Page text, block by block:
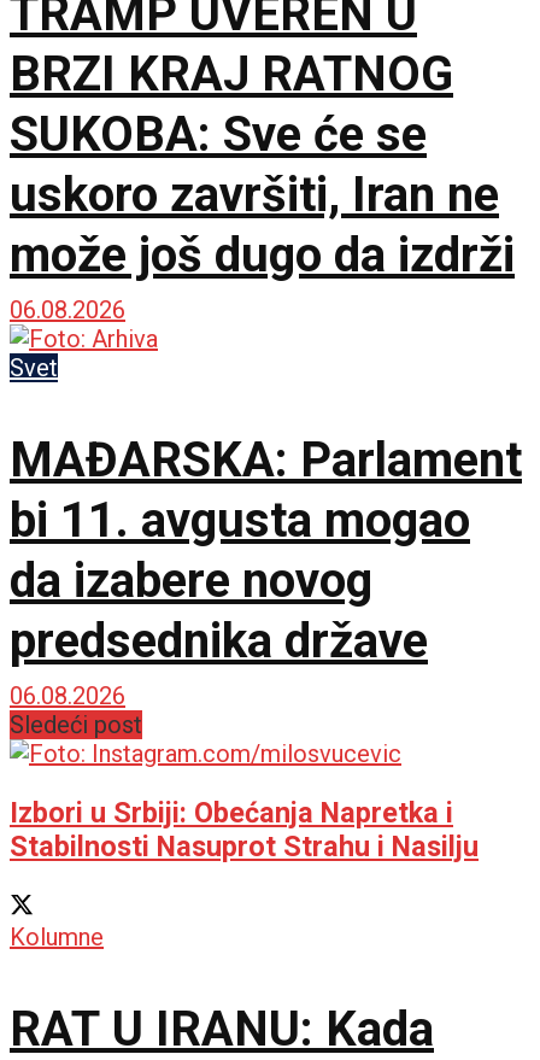
TRAMP UVEREN U
BRZI KRAJ RATNOG
SUKOBA: Sve će se
uskoro završiti, Iran ne
može još dugo da izdrži
06.08.2026
Svet
MAĐARSKA: Parlament
bi 11. avgusta mogao
da izabere novog
predsednika države
06.08.2026
Sledeći post
Izbori u Srbiji: Obećanja Napretka i
Stabilnosti Nasuprot Strahu i Nasilju
Kolumne
RAT U IRANU: Kada